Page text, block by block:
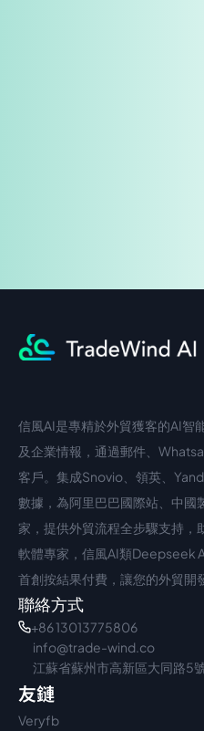
中文入口
信風AI是專精於外貿獲客的AI智
及企業情報，通過郵件、
客戶。集成Snovio、領英、
數據，為阿里巴巴國際站、中國
家，提供外貿流程全步驟支持，
軟體專家，信風AI類Deepseek
首創按結果付費，讓您的外貿開
聯絡方式
+86 13013775806
info@trade-wind.co
江蘇省蘇州市高新區大同路5
友鏈
Veryfb